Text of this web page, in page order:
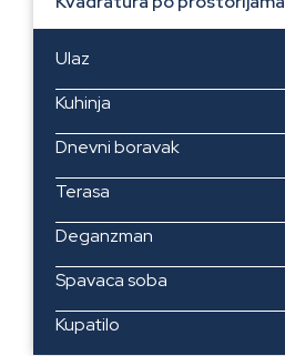
Ulaz
Kuhinja
Dnevni boravak
Terasa
Deganzman
Spavaca soba
Kupatilo